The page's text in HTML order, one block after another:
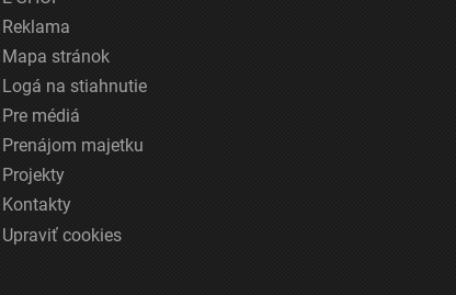
Reklama
Mapa stránok
Logá na stiahnutie
Pre médiá
Prenájom majetku
Projekty
Kontakty
Upraviť cookies